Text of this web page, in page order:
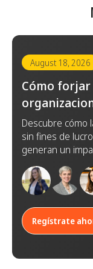
August 18, 2026
Cómo forjar
lograr un
Descubre cómo
sin fines de
generan un
través de la
compartidos.
Regístrate